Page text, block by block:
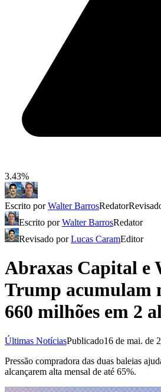
3.43%
Escrito porWalter BarrosRedator
Escrito porWalter BarrosRedator
Revisado porLucas CaramEditor
Abraxas Capital e
Trump acumulam
660 milhões em 2
Últimas NotíciasPublicado16 de mai. de
Pressão compradora das duas baleias
alcançarem alta mensal de até 65%.